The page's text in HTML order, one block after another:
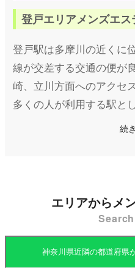
登戸エリアメンズエ
登戸駅は多摩川の近くに
線が交差する交通の便が
崎、立川方面へのアクセ
多くの人が利用する駅と
辺には商業施設や飲食店
ックスできるマンション
駅近の利便性を活かし、
ち寄れる店舗が多いのが
続
エリアからメ
神奈川県近隣の都道府県